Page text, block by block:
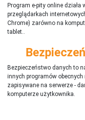
Program e-pity online
przeglądarkach
Chrome) zarówno na
tablet..
Bezpieczeństwo danych to
innych programów obecnych
zapisywane na serwerze -
komputerze użytkownika.